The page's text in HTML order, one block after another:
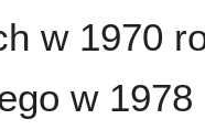
w 1970
w